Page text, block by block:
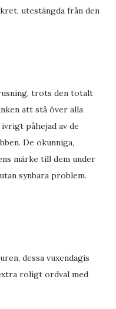
utestängda från den
trots den totalt
att stå över alla
påhejad av de
De okunniga,
märke till dem under
synbara problem.
dessa vuxendagis
roligt ordval med